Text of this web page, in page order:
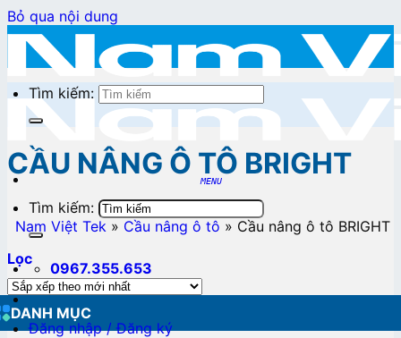
Bỏ qua nội dung
Tìm kiếm:
0967.355.653
Đăng nhập / Đăng ký
Tìm kiếm:
CẦU NÂNG Ô TÔ BRIGHT
Nam Việt Tek » Cầu nâng ô tô » Cầu nâng ô tô BRIGHT
Lọc
DANH MỤC